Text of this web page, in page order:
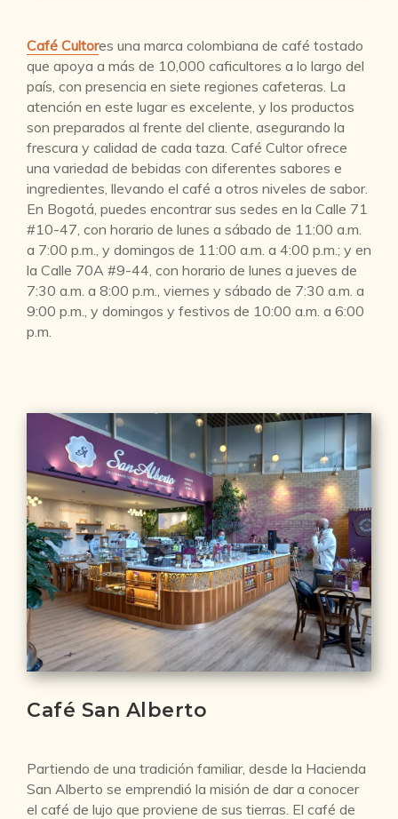
Café Cultores una marca colombiana de café tostado
que apoya a más de 10,000 caficultores a lo largo del
país, con presencia en siete regiones cafeteras. La
atención en este lugar es excelente, y los productos
son preparados al frente del cliente, asegurando la
frescura y calidad de cada taza. Café Cultor ofrece
una variedad de bebidas con diferentes sabores e
ingredientes, llevando el café a otros niveles de sabor.
En Bogotá, puedes encontrar sus sedes en la Calle 71
#10-47, con horario de lunes a sábado de 11:00 a.m.
a 7:00 p.m., y domingos de 11:00 a.m. a 4:00 p.m.; y en
la Calle 70A #9-44, con horario de lunes a jueves de
7:30 a.m. a 8:00 p.m., viernes y sábado de 7:30 a.m. a
9:00 p.m., y domingos y festivos de 10:00 a.m. a 6:00
p.m.
Café San Alberto
Partiendo de una tradición familiar, desde la Hacienda
San Alberto se emprendió la misión de dar a conocer
el café de lujo que proviene de sus tierras. El café de